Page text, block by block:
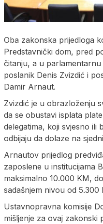
Oba zakonska prijedloga
Predstavnički dom, pred
čitanju, a u
poslanik Denis Zvizdić i
Damir Arnaut.
Zvizdić je u obrazloženju
da se obustavi isplata
delegatima, koji svjesno ili
odbijaju da dolaze na
Arnautov prijedlog
zaposlene u institucijama
maksimalno 10.000 KM,
sadašnjem nivou od 5.300
Ustavnopravna komisije
mišljenje za ovaj zakonski